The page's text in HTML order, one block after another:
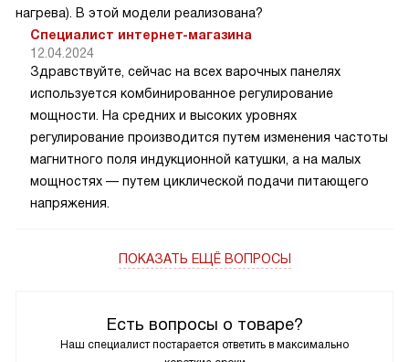
Есть вопросы о товаре?
Наш специалист постарается ответить в максимально
нагрева). В этой модели реализована?
Специалист интернет-магазина
12.04.2024
Здравствуйте, сейчас на всех варочных панелях
используется комбинированное регулирование
мощности. На средних и высоких уровнях
регулирование производится путем изменения частоты
магнитного поля индукционной катушки, а на малых
мощностях — путем циклической подачи питающего
напряжения.
ПОКАЗАТЬ ЕЩЁ ВОПРОСЫ